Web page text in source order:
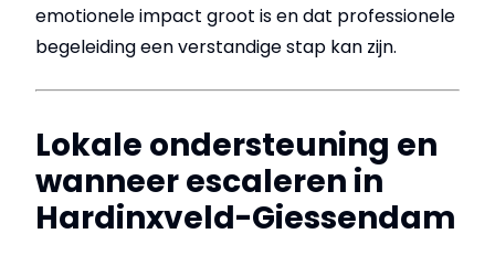
emotionele impact groot is en dat professionele
begeleiding een verstandige stap kan zijn.
Lokale ondersteuning en
wanneer escaleren in
Hardinxveld-Giessendam